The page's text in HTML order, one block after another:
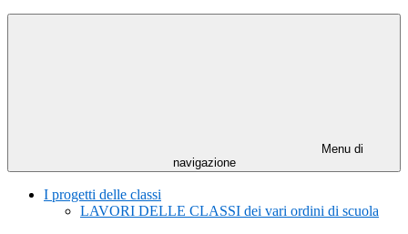
Menu di
navigazione
I progetti delle classi
LAVORI DELLE CLASSI dei vari ordini di scuola